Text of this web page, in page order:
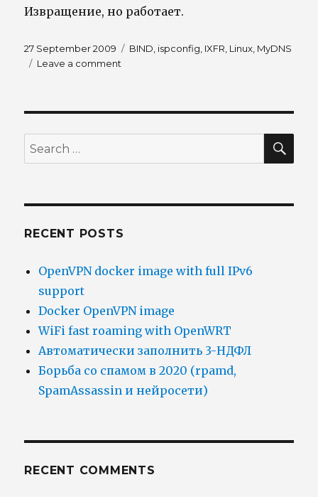
Извращение, но работает.
Posted
on
27 September 2009 Tags
BIND ispconfig IXFR Linux MyDNS
Leave a comment
script
Search
for:
RECENT POSTS
OpenVPN docker image with full IPv6
support
Docker OpenVPN image
WiFi fast roaming with OpenWRT
Автоматически заполнить 3-НДФЛ
Борьба со спамом в 2020 (rpamd,
SpamAssassin и нейросети)
RECENT COMMENTS